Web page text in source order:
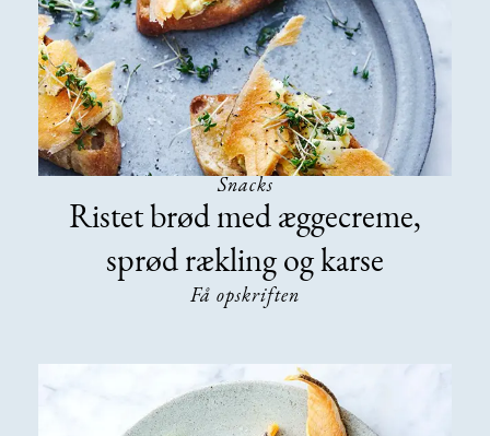
Snacks
Ristet brød med æggecreme,
sprød rækling og karse
Få opskriften